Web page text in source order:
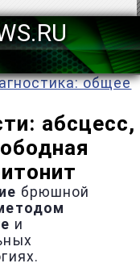
общее
абсцесс,
брюшной
и